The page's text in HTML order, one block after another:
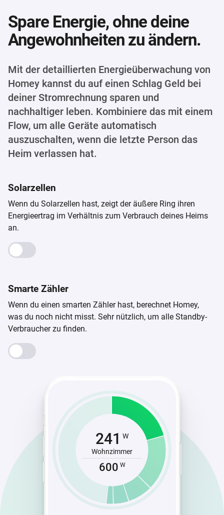
Spare Energie, ohne deine
Angewohnheiten zu ändern.
Mit der detaillierten Energieüberwachung von
Homey kannst du auf einen Schlag Geld bei
deiner Stromrechnung sparen und
nachhaltiger leben. Kombiniere das mit einem
Flow, um alle Geräte automatisch
auszuschalten, wenn die letzte Person das
Heim verlassen hat.
Solarzellen
Wenn du Solarzellen hast, zeigt der äußere Ring ihren
Energieertrag im Verhältnis zum Verbrauch deines Heims
an.
Smarte Zähler
Wenn du einen smarten Zähler hast, berechnet Homey,
was du noch nicht misst. Sehr nützlich, um alle Standby-
Verbraucher zu finden.
241 W
Wohnzimmer
600 W